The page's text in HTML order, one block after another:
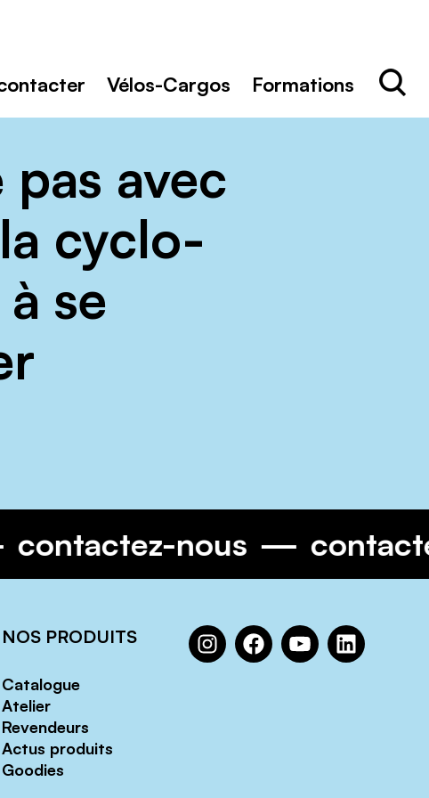
Vélos-Cargos Formations
avec
cyclo-
se
contactez-nous
NOS PRODUITS
Catalogue
Atelier
Revendeurs
Actus produits
Goodies